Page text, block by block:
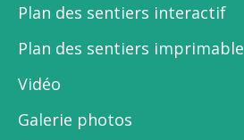
Plan des sentiers interactif
Plan des sentiers imprimable
Vidéo
Galerie photos